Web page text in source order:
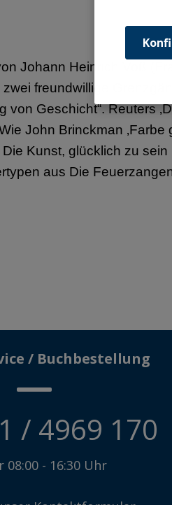
Johann Heinrich Voß
freundwillige
Geschicht“. Reuters
John Brinckman ‚Farbe
Kunst, glücklich zu sein
aus Die
/ Buchbestellung
/ 4969 170
08:00 - 16:30 Uhr